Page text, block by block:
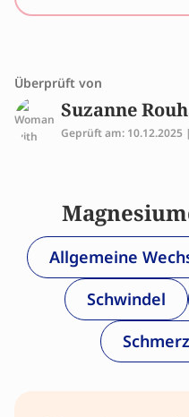
bedürfen der
Überprüft von
Suzanne
Geprüft am:
Allgemeine
Schwindel